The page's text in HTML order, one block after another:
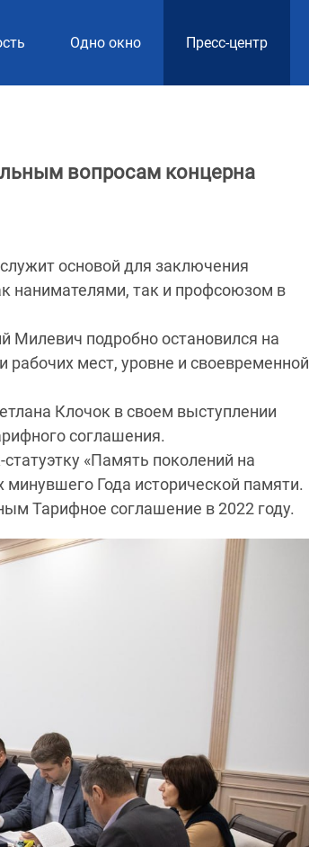
Одно окно Пресс-центр
вопросам концерна
основой для заключения
нанимателями, так и профсоюзом в
Милевич подробно остановился на
рабочих мест, уровне и своевременной
Клочок в своем выступлении
соглашения.
«Память поколений на
Года исторической памяти.
Тарифное соглашение в 2022 году.